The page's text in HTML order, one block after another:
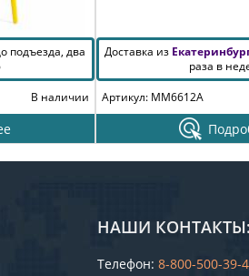
подъезда, два
В наличии
Доставка из
раза в
Артикул: MM6612A
НАШИ КОНТАКТЫ:
Телефон: 8-800-500-39-